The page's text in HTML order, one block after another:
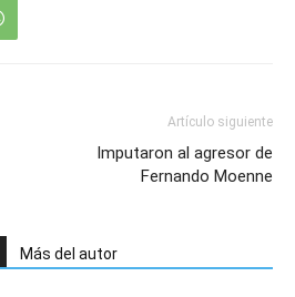
Artículo siguiente
Imputaron al agresor de
Fernando Moenne
Más del autor